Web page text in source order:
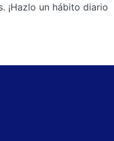
¡Hazlo un hábito diario